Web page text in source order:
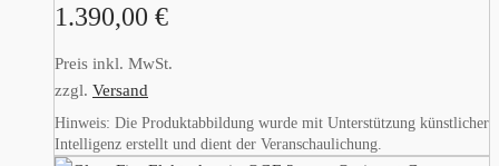
1.390,00 €
Preis inkl. MwSt.
zzgl. Versand
Hinweis: Die Produktabbildung wurde mit Unterstützung künstlicher
Intelligenz erstellt und dient der Veranschaulichung.